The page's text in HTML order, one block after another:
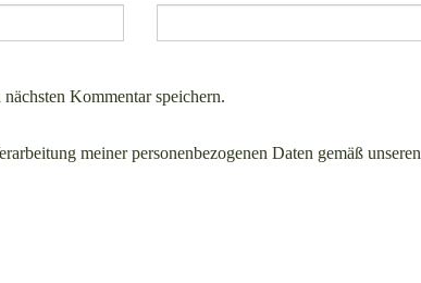
Kommentar speichern.
meiner personenbezogenen Daten gemäß unseren